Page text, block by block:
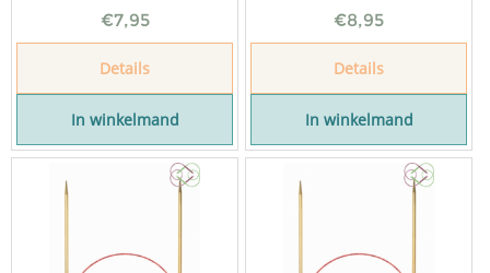
€7,95
Details
In winkelmand
€8,95
Details
In winkelmand